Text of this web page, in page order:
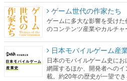
ゲーム世代の作家たち
ゲームに多大な影響を受け
のコンテンツ産業やカルチャ
日本モバイルゲーム産
日本のモバイルゲーム史に
網羅するほか、開発者への
載。約20年の歴史が一望でき